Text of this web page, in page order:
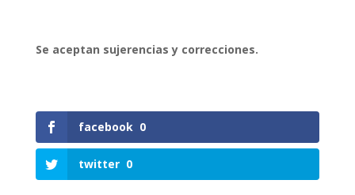
Se aceptan sujerencias y correcciones.
facebook 0
twitter 0